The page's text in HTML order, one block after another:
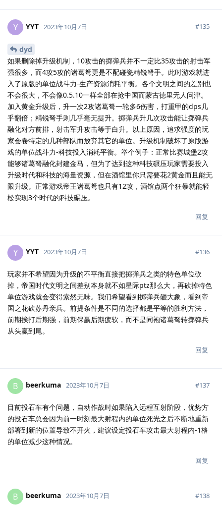
Y YYT 2023年10月7日 #135
dyd
如果删除掉升级机制，10攻击的掷弹兵并不一定比35攻击的射击军
强很多，而4攻5攻的诸葛弩更是不配碰瓷精锐弩手。此时游戏就进
入了原版的单位战斗力-生产资源消耗平衡。各个文明之间的差别也
不会很大，不会像0.5.10一样全部在抢中国而蒙古德里无人问津。
加入黄金升级后，升一次2攻诸葛弩一轮多6伤害，打重甲的dps几
乎翻倍；精锐弩手则几乎毫无提升。掷弹兵升几次攻击能让掷弹兵
融化对方前排，射击军升攻击等于白升。以上原因，追求强度的玩
家会卷特定的几种部队而放弃其它的单位。升级机制破坏了原版游
戏的单位战斗力-科技投入消耗平衡。举个例子：正常比赛城堡2攻
能够诸葛弩融化封建金马，但为了达到这种科技碾压玩家需要投入
升级时代和科技的海量资源，但在酒馆里你只需要花2黄金而且能无
限升级。正常游戏帝王诸葛弩也只有12攻，酒馆点两个狂暴就能轻
松实现3个时代的科技碾压。
回复
Y YYT 2023年10月7日 #136
玩家并不希望因为升级的不平衡直接把掷弹兵之类的特色单位砍
掉，帝国时代文明之间差别本身就不如星际ptz那么大，再砍掉特色
单位游戏就会变得索然无味。我们希望看到掷弹兵砸大象，看到帝
国之花砍苏丹亲兵。前提条件是不同的选择都是平等的胜利方法，
前期挨打后期强，前期保赢后期疲软，而不是同袍诸葛弩转掷弹兵
从头赢到尾。
回复
B beerkuma 2023年10月7日 #137
目前投石车有个问题，自动作战时如果陷入远程互射阶段，优势方
的投石车总会因为前一时刻最大射程内的单位死光之后不断地重新
部署到新的位置导致不开火，建议设定投石车攻击最大射程内-1格
的单位减少这种情况。
回复
B beerkuma 2023年10月7日 #138